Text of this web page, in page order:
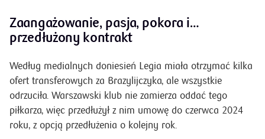
Zaangażowanie, pasja, pokora i…
przedłużony kontrakt
Według medialnych doniesień Legia miała otrzymać kilka
ofert transferowych za Brazylijczyka, ale wszystkie
odrzuciła. Warszawski klub nie zamierza oddać tego
piłkarza, więc przedłużył z nim umowę do czerwca 2024
roku, z opcją przedłużenia o kolejny rok.